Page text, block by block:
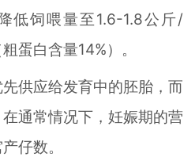
低饲喂量至1.6-1.8公斤/
蛋白含量14%）。
供应给发育中的胚胎，而
通常情况下，妊娠期的营
仔数。